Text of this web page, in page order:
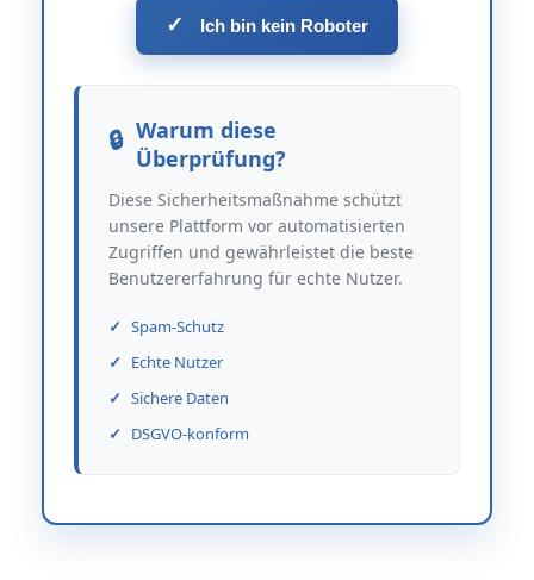
✓ Ich bin kein Roboter
Warum diese
Überprüfung?
Diese Sicherheitsmaßnahme schützt
unsere Plattform vor automatisierten
Zugriffen und gewährleistet die beste
Benutzererfahrung für echte Nutzer.
Spam-Schutz
Echte Nutzer
Sichere Daten
DSGVO-konform